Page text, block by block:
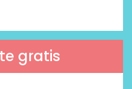
gratis